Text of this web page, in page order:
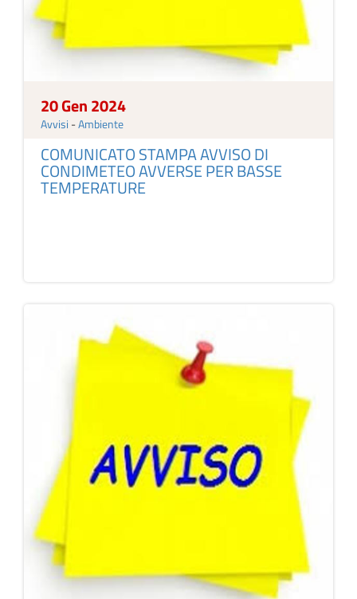
20 Gen 2024
Avvisi -Ambiente
COMUNICATO STAMPA AVVISO DI
CONDIMETEO AVVERSE PER BASSE
TEMPERATURE